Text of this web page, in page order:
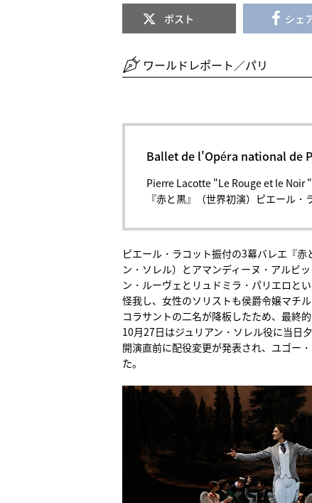
ポスト シェ
ワールドレポート／パリ
Ballet de l'Opéra national de
Pierre Lacotte "Le Rouge et le Noir "
『赤と黒』（世界初演）ピエール・
ピエール・ラコット振付の3幕バレエ『
ン・ソレル）とアマンディーヌ・アルビ
ン・ルーヴェとリュドミラ・パリエロと
怪我し、女性のソリストも侯爵令嬢マチ
コラサントの二名が降板したため、最終的
10月27日はジュリアン・ソレル役に当日
開演直前に配役変更が発表され、ユゴー
た。